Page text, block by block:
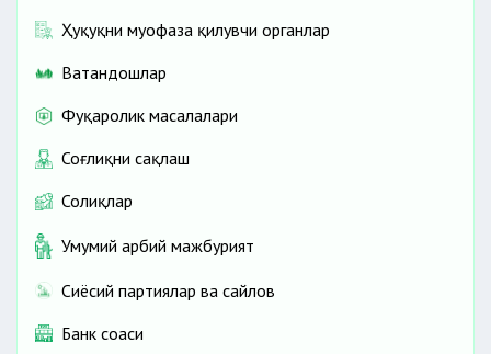
Ҳуқуқни муҳофаза қилувчи органлар
Ватандошлар
Фуқаролик масалалари
Соғлиқни сақлаш
Солиқлар
Умумий ҳарбий мажбурият
Сиёсий партиялар ва сайлов
Банк соҳаси